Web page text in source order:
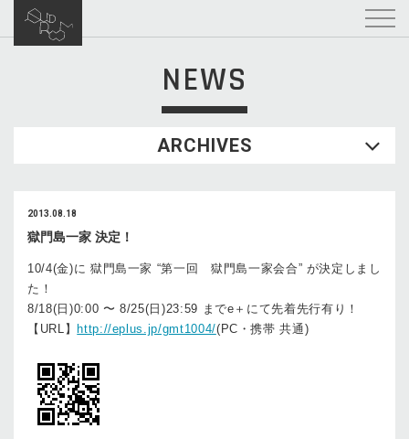
NEWS
ARCHIVES
2013.08.18
獄門島一家 決定！
10/4(金)に 獄門島一家 “第一回 獄門島一家会合” が決定しまし
た！
8/18(日)0:00 〜 8/25(日)23:59 までe＋にて先着先行有り！
【URL】
http://eplus.jp/gmt1004/(PC・携帯 共通)